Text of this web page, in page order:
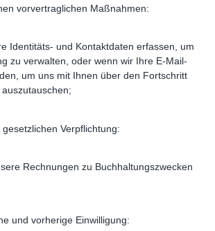
vorvertraglichen Maßnahmen:
Identitäts- und Kontaktdaten erfassen, um
zu verwalten, oder wenn wir Ihre E-Mail-
um uns mit Ihnen über den Fortschritt
Verpflichtung:
Rechnungen zu Buchhaltungszwecken
und vorherige Einwilligung: